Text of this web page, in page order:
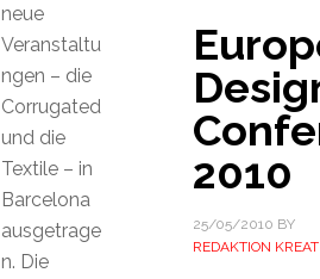
2010
25/05/2010 BY
REDAKTION
neue
Veranstaltu
ngen – die
Corrugated
und die
Textile – in
Barcelona
ausgetrage
n. Die